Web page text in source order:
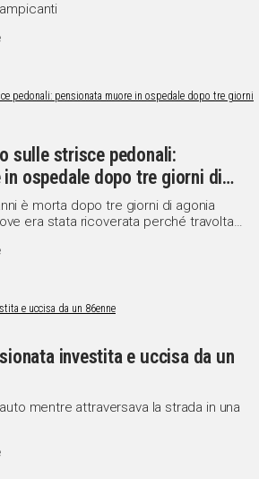
sulle strisce pedonali:
ospedale dopo tre giorni di
è morta dopo tre giorni di agonia
era stata ricoverata perché travolta
la strada a Cagliari in prossimità
investita e uccisa da un
mentre attraversava la strada in una